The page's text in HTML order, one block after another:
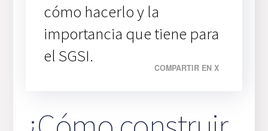
cómo hacerlo y la
importancia que tiene para
el SGSI.
COMPARTIR EN X